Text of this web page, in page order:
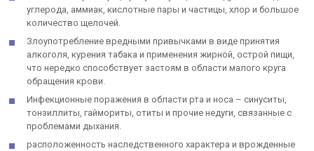
углерода, аммиак, кислотные пары и частицы, хлор и большое
количество щелочей.
Злоупотребление вредными привычками в виде принятия
алкоголя, курения табака и применения жирной, острой пищи,
что нередко способствует застоям в области малого круга
обращения крови.
Инфекционные поражения в области рта и носа – синуситы,
тонзиллиты, гаймориты, отиты и прочие недуги, связанные с
проблемами дыхания.
расположенность наследственного характера и врожденные